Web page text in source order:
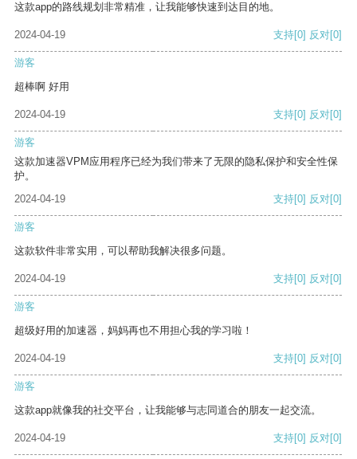
这款app的路线规划非常精准，让我能够快速到达目的地。
2024-04-19 支持[0] 反对[0]
游客
超棒啊 好用
2024-04-19 支持[0] 反对[0]
游客
这款加速器VPM应用程序已经为我们带来了无限的隐私保护和安全性保
护。
2024-04-19
支持[0] 反对[0]
游客
这款软件非常实用，可以帮助我解决很多问题。
2024-04-19 支持[0] 反对[0]
游客
超级好用的加速器，妈妈再也不用担心我的学习啦！
2024-04-19 支持[0] 反对[0]
游客
这款app就像我的社交平台，让我能够与志同道合的朋友一起交流。
2024-04-19 支持[0] 反对[0]